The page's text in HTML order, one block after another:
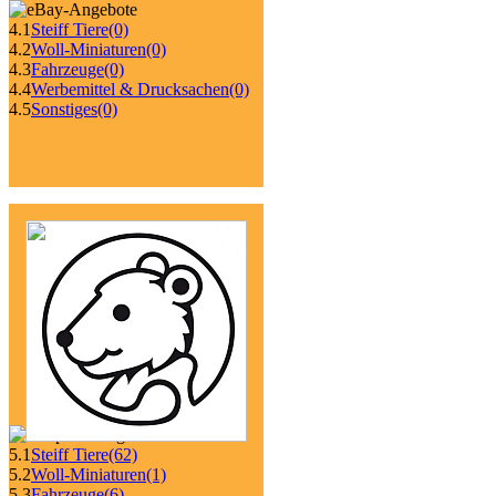
4.1 Steiff Tiere(0)
4.2Woll-Miniaturen(0)
4.3Fahrzeuge(0)
4.4Werbemittel & Drucksachen(0)
4.5Sonstiges(0)
5.1 Steiff Tiere(62)
5.2Woll-Miniaturen(1)